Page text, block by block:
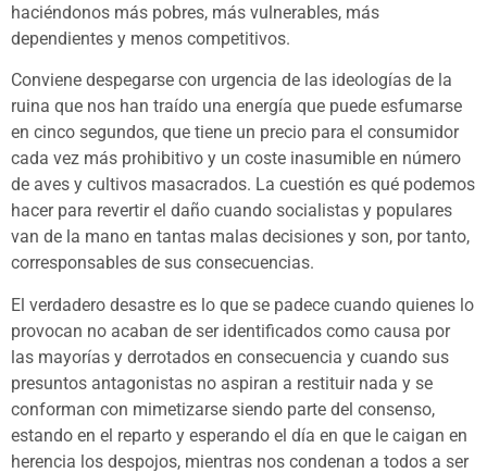
haciéndonos más pobres, más vulnerables, más
dependientes y menos competitivos.
Conviene despegarse con urgencia de las ideologías de la
ruina que nos han traído una energía que puede esfumarse
en cinco segundos, que tiene un precio para el consumidor
cada vez más prohibitivo y un coste inasumible en número
de aves y cultivos masacrados. La cuestión es qué podemos
hacer para revertir el daño cuando socialistas y populares
van de la mano en tantas malas decisiones y son, por tanto,
corresponsables de sus consecuencias.
El verdadero desastre es lo que se padece cuando quienes lo
provocan no acaban de ser identificados como causa por
las mayorías y derrotados en consecuencia y cuando sus
presuntos antagonistas no aspiran a restituir nada y se
conforman con mimetizarse siendo parte del consenso,
estando en el reparto y esperando el día en que le caigan en
herencia los despojos, mientras nos condenan a todos a ser